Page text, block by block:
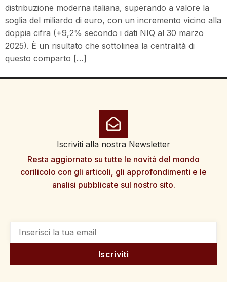
distribuzione moderna italiana, superando a valore la
soglia del miliardo di euro, con un incremento vicino alla
doppia cifra (+9,2% secondo i dati NIQ al 30 marzo
2025). È un risultato che sottolinea la centralità di
questo comparto […]
Iscriviti alla nostra Newsletter
Resta aggiornato su tutte le novità del mondo
corilicolo con gli articoli, gli approfondimenti e le
analisi pubblicate sul nostro sito.
Iscriviti